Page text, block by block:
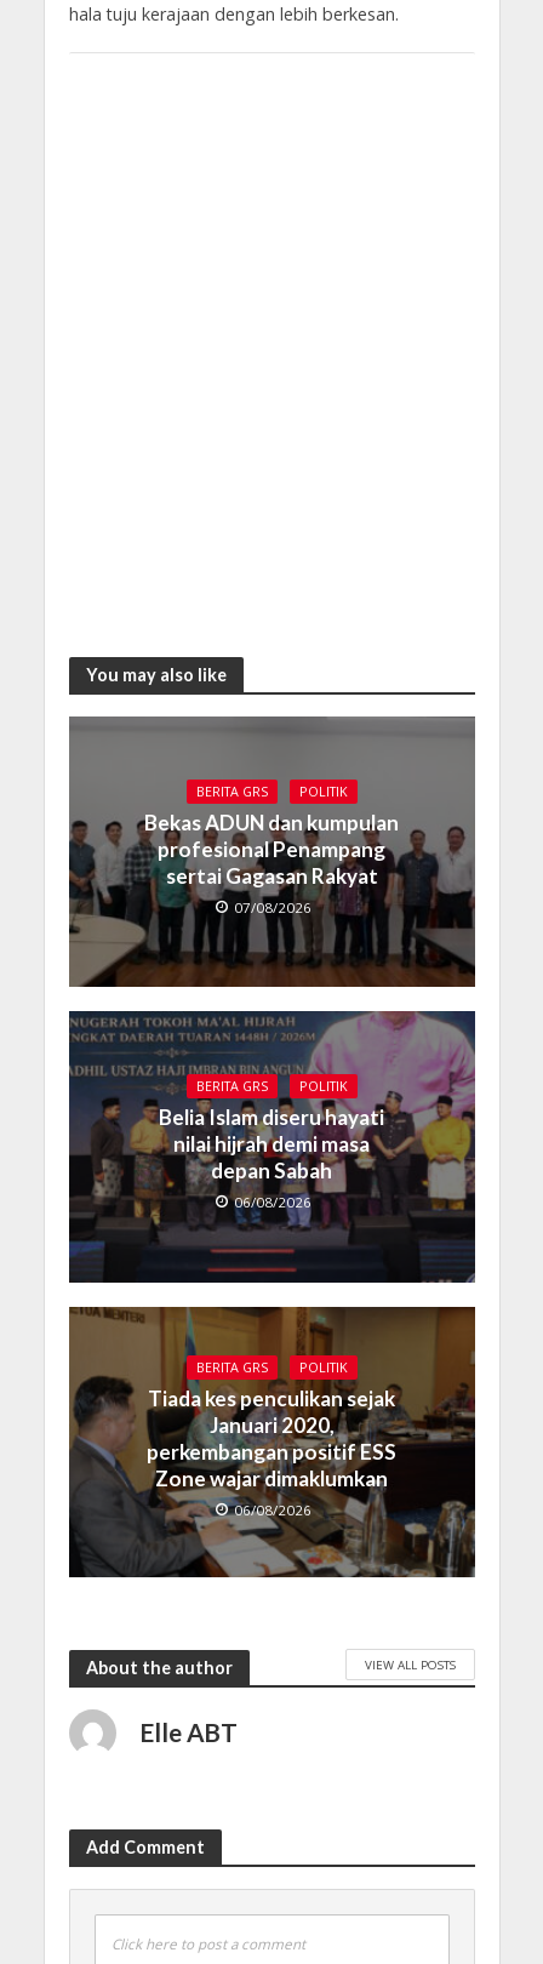
hala tuju kerajaan dengan lebih berkesan.
You may also like
BERITA GRS POLITIK
Bekas ADUN dan kumpulan
profesional Penampang
sertai Gagasan Rakyat
07/08/2026
BERITA GRS POLITIK
Belia Islam diseru hayati
nilai hijrah demi masa
depan Sabah
06/08/2026
BERITA GRS POLITIK
Tiada kes penculikan sejak
Januari 2020,
perkembangan positif ESS
Zone wajar dimaklumkan
06/08/2026
About the author VIEW ALL POSTS
Elle ABT
Add Comment
Click here to post a comment